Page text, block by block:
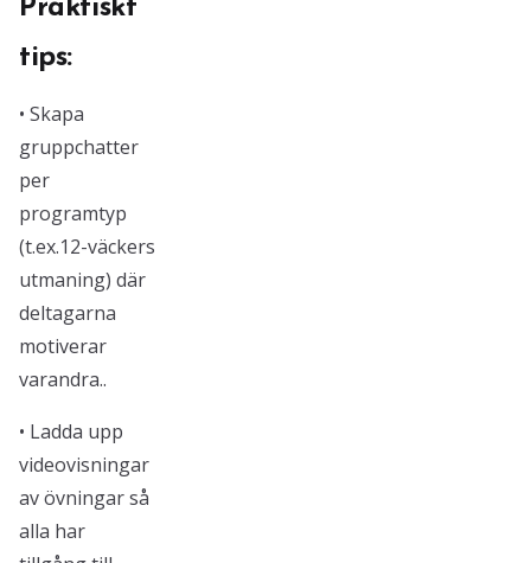
Praktiskt
tips:
• Skapa
gruppchatter
per
programtyp
(t.ex.12-väckers
utmaning) där
deltagarna
motiverar
varandra..
• Ladda upp
videovisningar
av övningar så
alla har